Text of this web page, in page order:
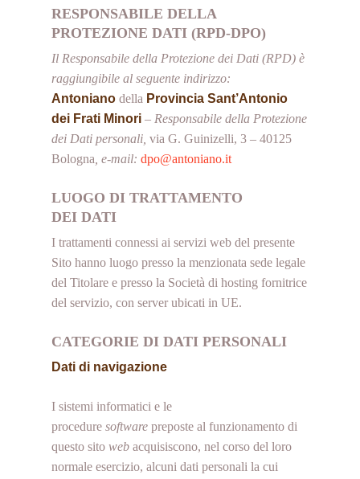
RESPONSABILE DELLA
PROTEZIONE DATI (RPD-DPO)
Il Responsabile della Protezione dei Dati (RPD) è
raggiungibile al seguente indirizzo:
Antoniano della Provincia Sant’Antonio
dei Frati Minori – Responsabile della Protezione
dei Dati personali, via G. Guinizelli, 3 – 40125
Bologna , e-mail: dpo@antoniano.it
LUOGO DI TRATTAMENTO
DEI DATI
I trattamenti connessi ai servizi web del presente
Sito hanno luogo presso la menzionata sede legale
del Titolare e presso la Società di hosting fornitrice
del servizio, con server ubicati in UE.
CATEGORIE DI DATI PERSONALI
Dati di navigazione
I sistemi informatici e le
procedure software preposte al funzionamento di
questo sito web acquisiscono, nel corso del loro
normale esercizio, alcuni dati personali la cui